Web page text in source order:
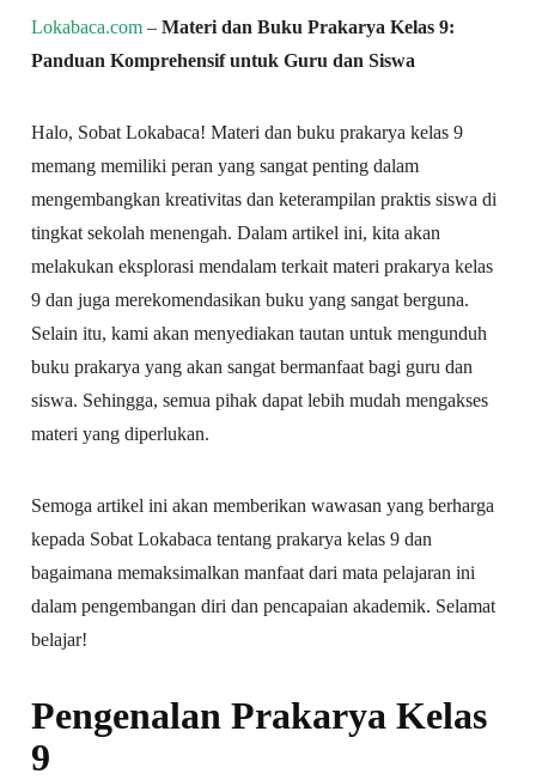
Lokabaca.com –Materi dan Buku Prakarya Kelas 9:
Panduan Komprehensif untuk Guru dan Siswa
Halo, Sobat Lokabaca! Materi dan buku prakarya kelas 9
memang memiliki peran yang sangat penting dalam
mengembangkan kreativitas dan keterampilan praktis siswa di
tingkat sekolah menengah. Dalam artikel ini, kita akan
melakukan eksplorasi mendalam terkait materi prakarya kelas
9 dan juga merekomendasikan buku yang sangat berguna.
Selain itu, kami akan menyediakan tautan untuk mengunduh
buku prakarya yang akan sangat bermanfaat bagi guru dan
siswa. Sehingga, semua pihak dapat lebih mudah mengakses
materi yang diperlukan.
Semoga artikel ini akan memberikan wawasan yang berharga
kepada Sobat Lokabaca tentang prakarya kelas 9 dan
bagaimana memaksimalkan manfaat dari mata pelajaran ini
dalam pengembangan diri dan pencapaian akademik. Selamat
belajar!
Pengenalan Prakarya Kelas
9